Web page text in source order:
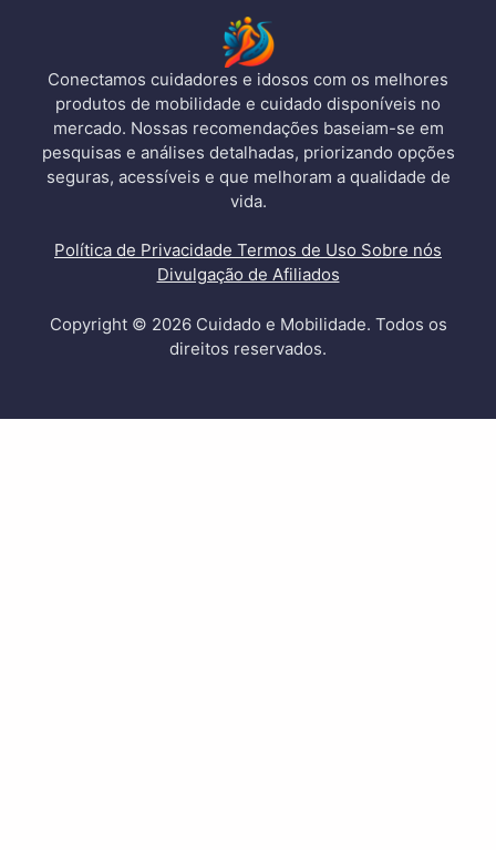
Conectamos cuidadores e idosos com os melhores
produtos de mobilidade e cuidado disponíveis no
mercado. Nossas recomendações baseiam-se em
pesquisas e análises detalhadas, priorizando opções
seguras, acessíveis e que melhoram a qualidade de
vida.
Política de Privacidade Termos de Uso Sobre nós
Divulgação de Afiliados
Copyright © 2026 Cuidado e Mobilidade. Todos os
direitos reservados.